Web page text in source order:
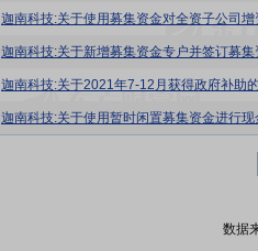
迦南科技:关于使用募集资金对全资子公司
迦南科技:关于新增募集资金专户并签订募
迦南科技:关于2021年7-12月获得政府补助
迦南科技:关于使用暂时闲置募集资金进行
数据